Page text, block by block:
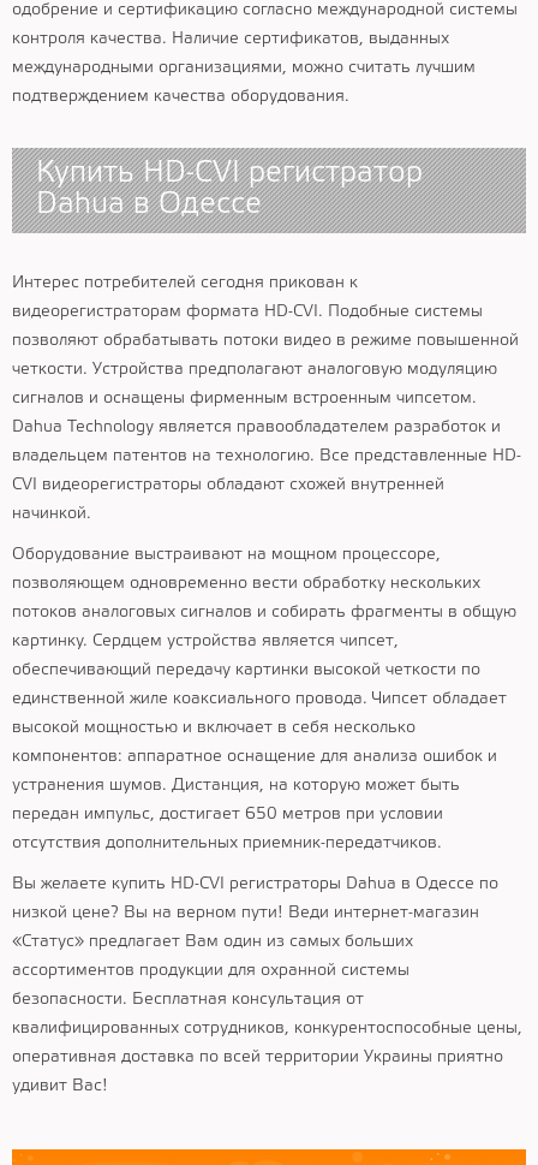
одобрение и сертификацию согласно международной системы
контроля качества. Наличие сертификатов, выданных
международными организациями, можно считать лучшим
подтверждением качества оборудования.
Купить HD-CVI регистратор
Dahua в Одессе
Интерес потребителей сегодня прикован к
видеорегистраторам формата HD-CVI. Подобные системы
позволяют обрабатывать потоки видео в режиме повышенной
четкости. Устройства предполагают аналоговую модуляцию
сигналов и оснащены фирменным встроенным чипсетом.
Dahua Technology является правообладателем разработок и
владельцем патентов на технологию. Все представленные HD-
CVI видеорегистраторы обладают схожей внутренней
начинкой.
Оборудование выстраивают на мощном процессоре,
позволяющем одновременно вести обработку нескольких
потоков аналоговых сигналов и собирать фрагменты в общую
картинку. Сердцем устройства является чипсет,
обеспечивающий передачу картинки высокой четкости по
единственной жиле коаксиального провода. Чипсет обладает
высокой мощностью и включает в себя несколько
компонентов: аппаратное оснащение для анализа ошибок и
устранения шумов. Дистанция, на которую может быть
передан импульс, достигает 650 метров при условии
отсутствия дополнительных приемник-передатчиков.
Вы желаете купить HD-CVI регистраторы Dahua в Одессе по
низкой цене? Вы на верном пути! Веди интернет-магазин
«Статус» предлагает Вам один из самых больших
ассортиментов продукции для охранной системы
безопасности. Бесплатная консультация от
квалифицированных сотрудников, конкурентоспособные цены,
оперативная доставка по всей территории Украины приятно
удивит Вас!